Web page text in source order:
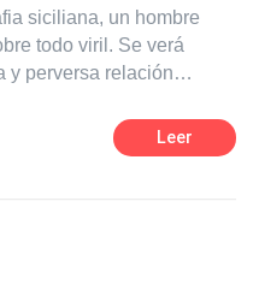
siciliana, un hombre
todo viril. Se verá
y perversa relación
mirada que
alto, fornido y
la pasión y la lujuria que
Leer